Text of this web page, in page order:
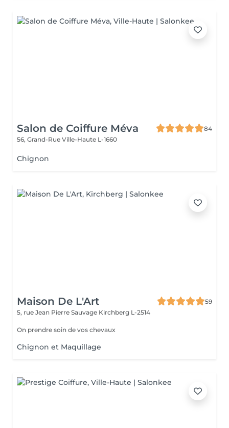
Salon de Coiffure Méva
84
56, Grand-Rue Ville-Haute L-1660
Chignon
Maison De L'Art
59
5, rue Jean Pierre Sauvage Kirchberg L-2514
On prendre soin de vos chevaux
Chignon et Maquillage